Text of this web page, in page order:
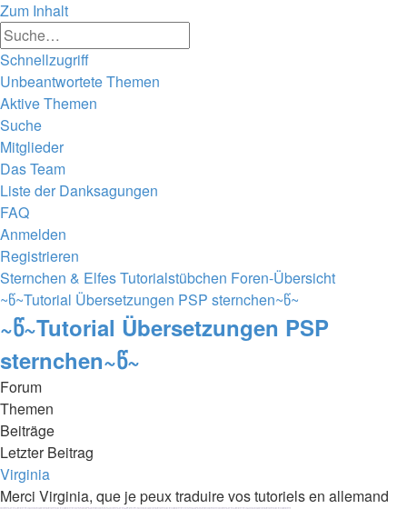
Zum Inhalt
Schnellzugriff
Unbeantwortete Themen
Aktive Themen
Suche
Mitglieder
Das Team
Liste der Danksagungen
FAQ
Anmelden
Registrieren
Sternchen & Elfes Tutorialstübchen Foren-Übersicht
~წ~Tutorial Übersetzungen PSP sternchen~წ~
~წ~Tutorial Übersetzungen PSP
sternchen~წ~
Forum
Themen
Beiträge
Letzter Beitrag
Virginia
Merci Virginia, que je peux traduire vos tutoriels en allemand